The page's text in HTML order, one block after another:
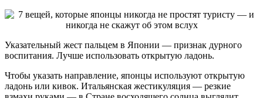
Указательный жест пальцем в Японии — признак дурного
воспитания. Лучше использовать открытую ладонь.
Чтобы указать направление, японцы используют открытую
ладонь или кивок. Итальянская жестикуляция — резкие